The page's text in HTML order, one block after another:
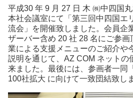
平成30 年 9 月 27 日 木 ㈱中四国
本社会議室にて「第三回中四国エ
流会」を開催致しました。会員企
ザーバー含め 20 社 28 名にご参
業による支援メニューのご紹介や
説明を通じて、AZ COM ネットの
来ました。最後には、参画者一同
100社拡大 に向けて一致団結致し